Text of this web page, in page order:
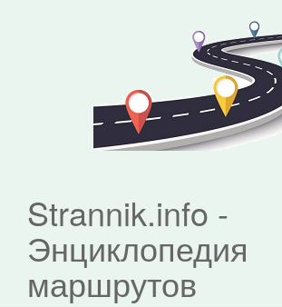
Strannik.info -
Энциклопедия
маршрутов